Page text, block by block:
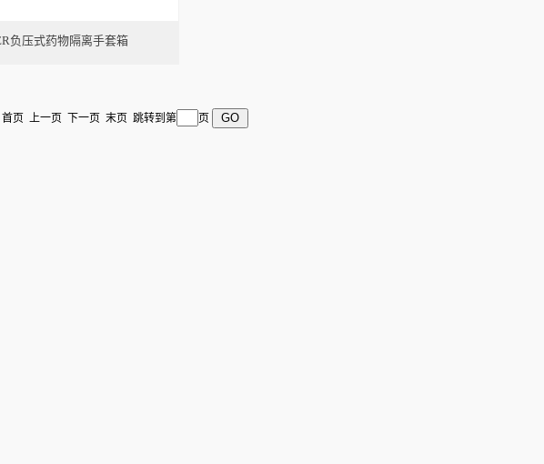
负压式药物隔离手套箱
首页 上一页 下一页 末页 跳转到第 页